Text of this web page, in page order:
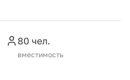
80 чел.
вместимость